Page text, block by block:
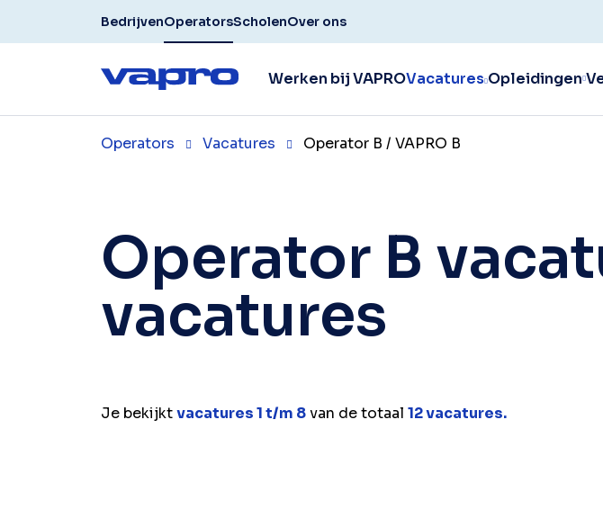
BedrijvenOperators
Werken bij VAPROVacatures Opleidingen
ScholenOver ons
Operators Vacatures Operator B / VAPRO B
Operator B
vacatures
Je bekijktvacatures 1 t/m 8van de totaal 12 vacatures.